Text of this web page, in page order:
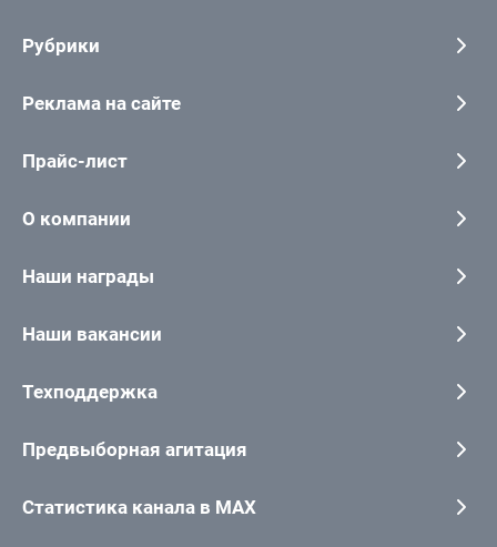
Рубрики
Реклама на сайте
Прайс-лист
О компании
Наши награды
Наши вакансии
Техподдержка
Предвыборная агитация
Статистика канала в MAX